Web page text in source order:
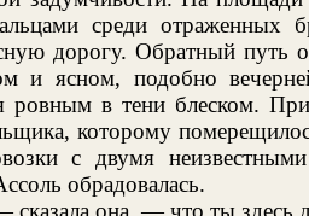
среди отраженных
дорогу. Обратный путь
и ясном, подобно
ровным в тени блеском.
которому
с двумя
обрадовалась.
она, — что ты здесь